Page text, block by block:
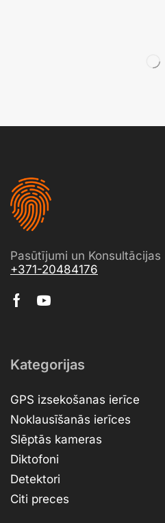
Pasūtījumi un Konsultācijas
+371-20484176
Kategorijas
GPS izsekošanas ierīce
Noklausīšanās ierīces
Slēptās kameras
Diktofoni
Detektori
Citi preces